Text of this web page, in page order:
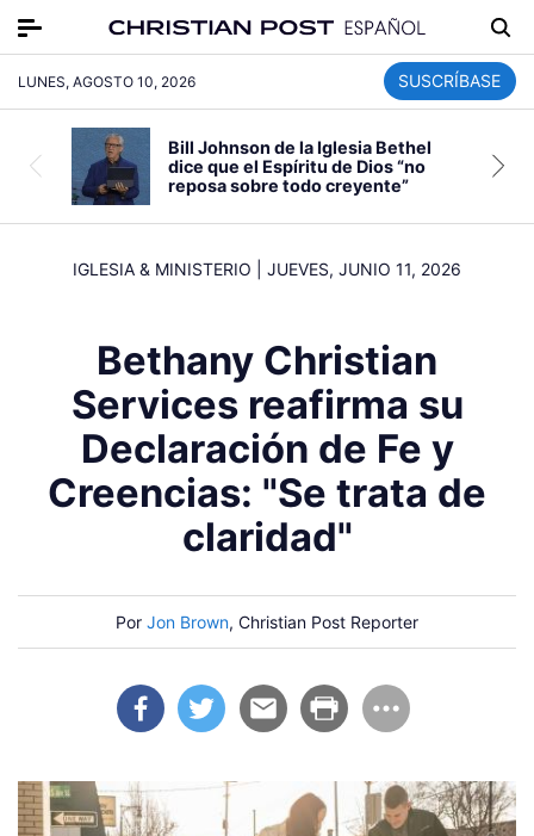
LUNES, AGOSTO 10, 2026 SUSCRÍBASE
Bill Johnson de la Iglesia Bethel
dice que el Espíritu de Dios “no
reposa sobre todo creyente”
IGLESIA & MINISTERIO JUEVES, JUNIO 11, 2026
Bethany Christian
Services reafirma su
Declaración de Fe y
Creencias: "Se trata de
claridad"
Por Jon Brown, Christian Post Reporter